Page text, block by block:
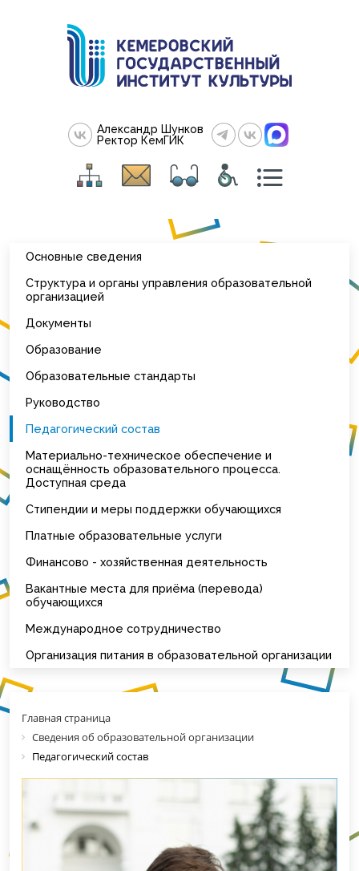
Александр Шунков
Ректор КемГИК
Основные сведения
Структура и органы управления образовательной
организацией
Документы
Образование
Образовательные стандарты
Руководство
Педагогический состав
Материально-техническое обеспечение и
оснащённость образовательного процесса.
Доступная среда
Стипендии и меры поддержки обучающихся
Платные образовательные услуги
Финансово - хозяйственная деятельность
Вакантные места для приёма (перевода)
обучающихся
Международное сотрудничество
Организация питания в образовательной организации
Главная страница
Сведения об образовательной организации
Педагогический состав